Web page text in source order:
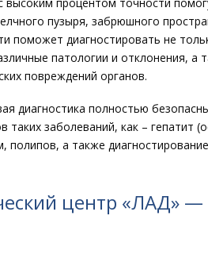
пузыря, забрюшного
поможет диагностировать не
патологии и отклонения,
повреждений органов.
диагностика полностью
таких заболеваний, как – гепатит
полипов, а также
центр «ЛАД»